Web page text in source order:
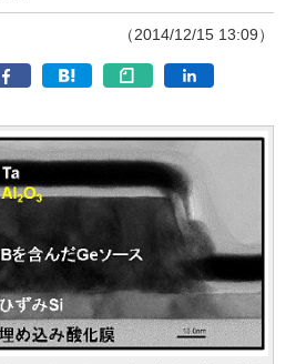
（2014/12/15 13:09）